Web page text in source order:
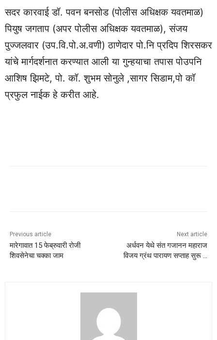
सदर कारवाई डॉ. पवन बनसोड (पोलीस अधिक्षक यवतमाळ)
पियुष जगताप (अपर पोलीस अधिक्षक यवतमाळ), संजय
पुज्जलवार (उप.वि.पो.अ.वणी) ठाणेदार पो.नि प्रदिप शिरसकर
यांचे मार्गदर्शनात करण्यात आली या गुन्हयाचा तपास पोउपनि
आशिष झिमटे, पो. कॉ. शुभम सोनुले ,सागर सिडाम,पो कॉ
प्रफुल नाईक हे करीत आहे.
Previous article
मारेगावात 15 फेब्रुवारी रोजी
शिवसेनेचा चक्का जाम
Next article
अर्धवन येथे संत गजानन महाराज
विजय ग्रंथ पारायण सप्ताह सुरू …